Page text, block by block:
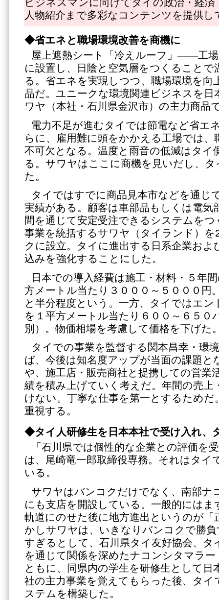
ビジネスマンに向けてタイの政治・経
人物紹介まで多彩なコンテンツを提供し
◆省エネと職場環境改善を商機に
屋上遮熱シート「冷えルーフ」――工
に設置し、日陰と空気層をつくることで
る。省エネを実現しつつ、職場環境を向
品だ。ユニークな環境関連ビジネスを日
ワヤ（本社・石川県金沢市）の主力商品
電力不足が進むタイでは節電など省エ
らに、雇用難に頭をかかえる工場では、
不可欠となる。温度と雨音の低減はタイ
る。サワヤはここに商機を見いだし、
た。
タイではすでに商品見本市などを通じ
実績がある。顧客は車部品もしくは電気
間を通じて安定受注できるシステムを
事業を統括するサワヤ（タイランド）
クに設立。タイに進出する日系企業およ
込みを強化することにした。
日本での導入経費は施工・材料・５年
方メートル当たり３０００～５０００円
と半分程度という。一方、タイではエン
を１平方メートル当たり６００～６５０
別）。物価相場を考慮して価格を下げた
タイでの事業を監督する関本昌幸・環
ば、今後は知名度アップが当面の課題と
や、施工店・販売商社と提携しての営業
績を積み上げていく考えだ。年間の売上
けない。丁寧な仕事を第一とするため
重視する。
◆タイ人研修生を日本本社で受け入れ、
「石川県では個性的な企業との評価を
は、尾崎竜一郎取締役専務。それはタイ
いる。
サワヤはバンコクだけでなく、南部ナ
にも支店を開設している。一般的にはま
軌道にのせた後に地方進出というのが「
かしサワヤは、いきなりバンコクで勝
すぎるとして、石川県タイ友好協会、タ
を通じて関係を深めたナコンシタマラ
ともに、同県内の学生を研修生として日
社の主力事業を覚えてもらった後、タ
ステムを構築した。